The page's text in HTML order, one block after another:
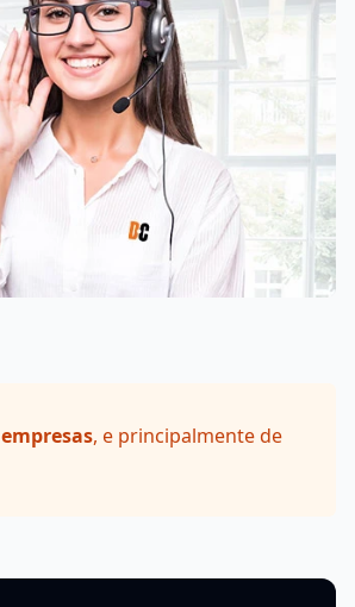
empresas, e principalmente de